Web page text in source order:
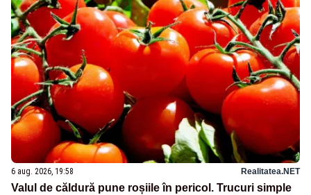
6 aug. 2026, 19:58 Realitatea.NET
Valul de căldură pune roșiile în pericol. Trucuri simple